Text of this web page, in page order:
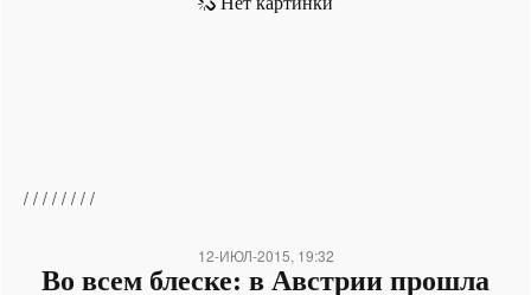
/ / / / / / / /
12-ИЮЛ-2015, 19:32
Во всем блеске: в Австрии прошла